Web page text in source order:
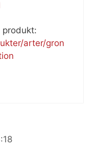
produkt:
arter/gron